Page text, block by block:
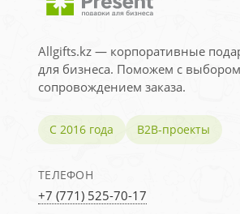
Allgifts.kz — корпоративные
для бизнеса. Поможем с
сопровождением заказа.
С 2016 года B2B-проекты
ТЕЛЕФОН
+7 (771) 525-70-17